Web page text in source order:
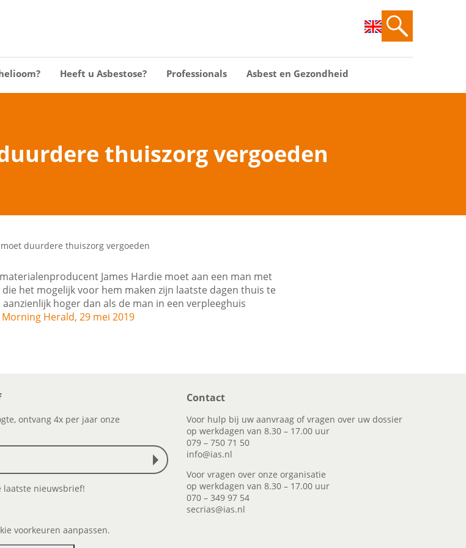
Heeft u Asbestose? Professionals Asbest en Gezondheid
thuiszorg vergoeden
moet duurdere thuiszorg vergoeden
James Hardie moet aan een man met
het mogelijk voor hem maken zijn laatste dagen thuis te
hoger dan als de man in een verpleeghuis
Morning Herald, 29 mei 2019
ontvang 4x per jaar onze
laatste nieuwsbrief!
voorkeuren aanpassen.
Contact
Voor hulp bij uw aanvraag of vragen over uw dossier
op werkdagen van 8.30 – 17.00 uur
079 – 750 71 50
info@ias.nl
Voor vragen over onze organisatie
op werkdagen van 8.30 – 17.00 uur
070 – 349 97 54
secrias@ias.nl